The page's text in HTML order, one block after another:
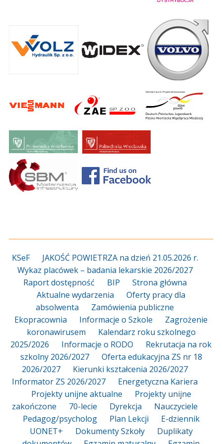
KSeF
JAKOŚĆ POWIETRZA na dzień 21.05.2026 r.
Wykaz placówek – badania lekarskie 2026/2027
Raport dostępność
BIP
Strona główna
Aktualne wydarzenia
Oferty pracy dla
absolwenta
Zamówienia publiczne
Ekopracownia
Informacje o Szkole
Zagrożenie
koronawirusem
Kalendarz roku szkolnego
2025/2026
Informacje o RODO
Rekrutacja na rok
szkolny 2026/2027
Oferta edukacyjna ZS nr 18
2026/2027
Kierunki kształcenia 2026/2027
Informator ZS 2026/2027
Energetyczna Kariera
Projekty unijne aktualne
Projekty unijne
zakończone
70-lecie Dyrekcja
Nauczyciele
Pedagog/psycholog
Plan Lekcji
E-dziennik
UONET+
Dokumenty Szkoły
Duplikaty